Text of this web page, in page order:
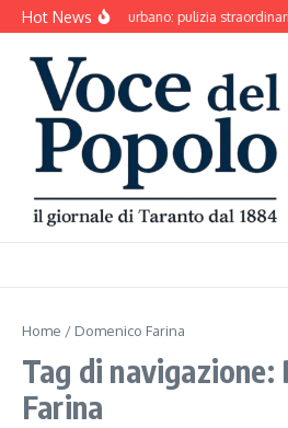
Salta al contenuto
Hot NewsDecoro urbano: pulizia
Home / Domenico Farina
Tag di navigazione:
Farina